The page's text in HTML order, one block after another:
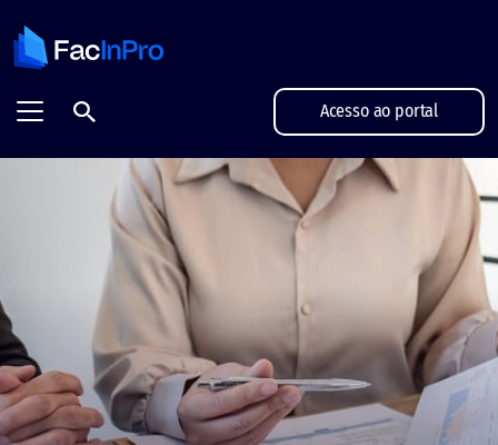
FacInPro - Projetamos grandes
Acesso ao portal